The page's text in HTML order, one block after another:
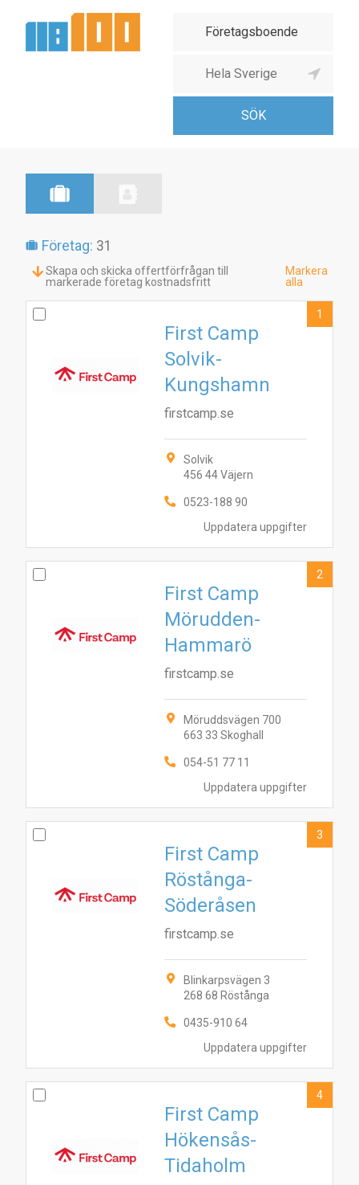
Företag: 31
Skapa och skicka offertförfrågan till
markerade företag kostnadsfritt
Markera
alla
Uppdatera uppgifter
First Camp
Solvik-
Kungshamn
firstcamp.se
Solvik
456 44 Väjern
0523-188 90
1
Uppdatera uppgifter
First Camp
Mörudden-
Hammarö
firstcamp.se
Möruddsvägen 700
663 33 Skoghall
054-51 77 11
2
Uppdatera uppgifter
First Camp
Röstånga-
Söderåsen
firstcamp.se
Blinkarpsvägen 3
268 68 Röstånga
0435-910 64
3
First Camp
Hökensås-
Tidaholm
4